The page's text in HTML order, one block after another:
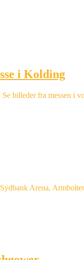
i Kolding
billeder fra messen i
Arena,